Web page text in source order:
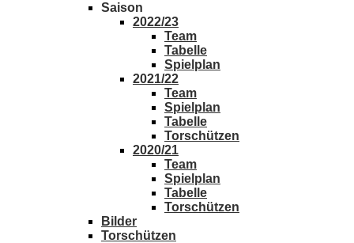
Saison
2022/23
Team
Tabelle
Spielplan
2021/22
Team
Spielplan
Tabelle
Torschützen
2020/21
Team
Spielplan
Tabelle
Torschützen
Bilder
Torschützen